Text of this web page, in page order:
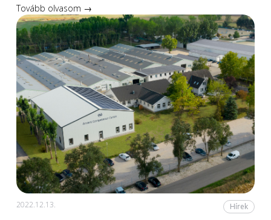
Tovább olvasom →
2022.12.13. Hírek